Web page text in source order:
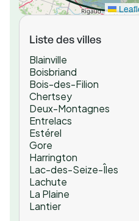
Liste des villes
Blainville
Boisbriand
Bois-des-Filion
Chertsey
Deux-Montagnes
Entrelacs
Estérel
Gore
Harrington
Lac-des-Seize-Îles
Lachute
La Plaine
Lantier